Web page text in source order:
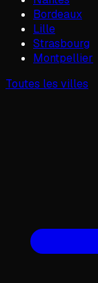
Bordeaux
Lille
Strasbourg
Montpellier
Toutes les villes